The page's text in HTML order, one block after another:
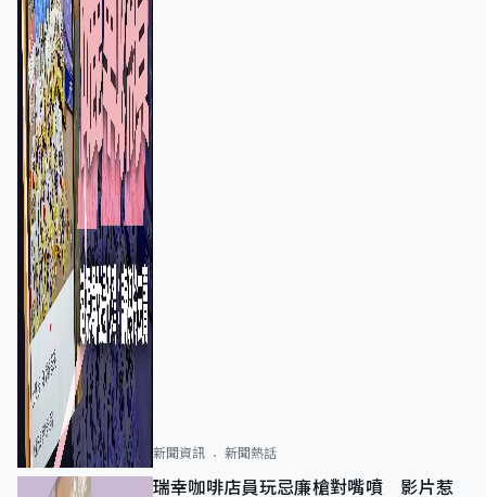
新聞資訊 新聞熱話
瑞幸咖啡店員玩忌廉槍對嘴噴 影片惹